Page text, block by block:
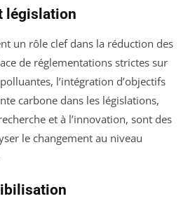
législation
un rôle clef dans la réduction des
de réglementations strictes sur
l’intégration d’objectifs
carbone dans les législations,
et à l’innovation, sont des
le changement au niveau